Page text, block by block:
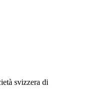
svizzera di